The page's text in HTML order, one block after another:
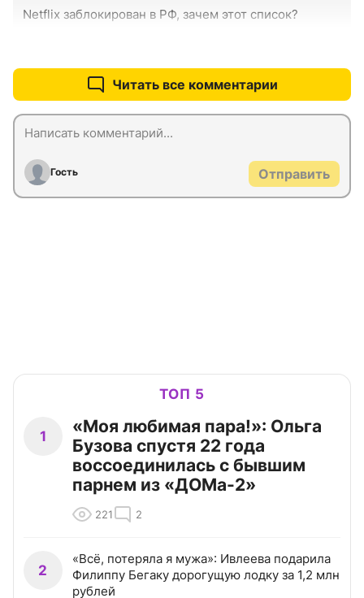
Netflix заблокирован в РФ, зачем этот список?
Читать все комментарии
Гость Отправить
ТОП 5
1
«Моя любимая пара!»: Ольга
Бузова спустя 22 года
воссоединилась с бывшим
парнем из «ДОМа-2»
221 2
2
«Всё, потеряла я мужа»: Ивлеева подарила
Филиппу Бегаку дорогущую лодку за 1,2 млн
рублей